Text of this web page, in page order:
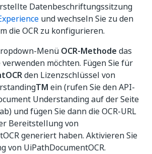
Datenbeschriftungssitzung
und wechseln Sie zu den
die OCR zu konfigurieren.
Menü OCR-Methode das
verwenden möchten. Fügen Sie für
den Lizenzschlüssel von
TM ein (rufen Sie den API-
Understanding auf der Seite
ab) und fügen Sie dann die OCR-URL
Bereitstellung von
generiert haben. Aktivieren Sie
von UiPathDocumentOCR.